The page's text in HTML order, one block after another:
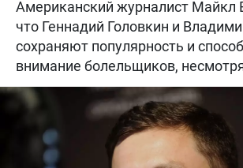
Американский журналист Майкл
что Геннадий Головкин и
сохраняют популярность и
внимание болельщиков,